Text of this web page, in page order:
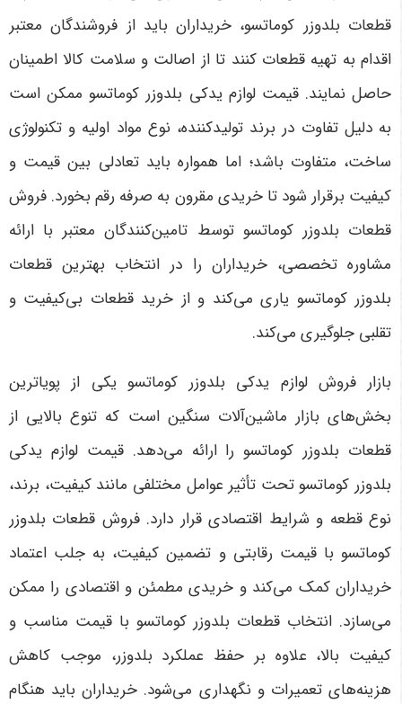
قطعات بلدوزر کوماتسو، خریداران باید از فروشندگان معتبر
اقدام به تهیه قطعات کنند تا از اصالت و سلامت کالا اطمینان
حاصل نمایند. قیمت لوازم یدکی بلدوزر کوماتسو ممکن است
به دلیل تفاوت در برند تولیدکننده، نوع مواد اولیه و تکنولوژی
ساخت، متفاوت باشد؛ اما همواره باید تعادلی بین قیمت و
کیفیت برقرار شود تا خریدی مقرون به صرفه رقم بخورد. فروش
قطعات بلدوزر کوماتسو توسط تامین‌کنندگان معتبر با ارائه
مشاوره تخصصی، خریداران را در انتخاب بهترین قطعات
بلدوزر کوماتسو یاری می‌کند و از خرید قطعات بی‌کیفیت و
تقلبی جلوگیری می‌کند.
بازار فروش لوازم یدکی بلدوزر کوماتسو یکی از پویاترین
بخش‌های بازار ماشین‌آلات سنگین است که تنوع بالایی از
قطعات بلدوزر کوماتسو را ارائه می‌دهد. قیمت لوازم یدکی
بلدوزر کوماتسو تحت تأثیر عوامل مختلفی مانند کیفیت، برند،
نوع قطعه و شرایط اقتصادی قرار دارد. فروش قطعات بلدوزر
کوماتسو با قیمت رقابتی و تضمین کیفیت، به جلب اعتماد
خریداران کمک می‌کند و خریدی مطمئن و اقتصادی را ممکن
می‌سازد. انتخاب قطعات بلدوزر کوماتسو با قیمت مناسب و
کیفیت بالا، علاوه بر حفظ عملکرد بلدوزر، موجب کاهش
هزینه‌های تعمیرات و نگهداری می‌شود. خریداران باید هنگام